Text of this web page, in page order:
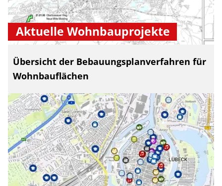
Aktuelle Wohnbauprojekte
Übersicht der Bebauungsplanverfahren für
Wohnbauflächen